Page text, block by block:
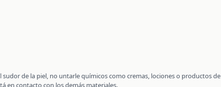
de la piel, no untarle químicos como cremas, lociones o productos de
en contacto con los demás materiales.